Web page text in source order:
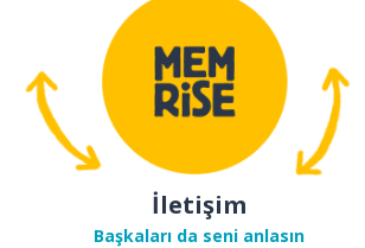
İletişim
Başkaları da seni anlasın